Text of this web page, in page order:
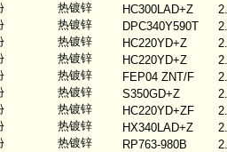
热镀锌 HC300LAD+Z
热镀锌 DPC340Y590T
热镀锌 HC220YD+Z
热镀锌 HC220YD+Z
热镀锌 FEP04 ZNT/F
热镀锌 S350GD+Z
热镀锌 HC220YD+ZF
热镀锌 HX340LAD+Z
热镀锌 RP763-980B